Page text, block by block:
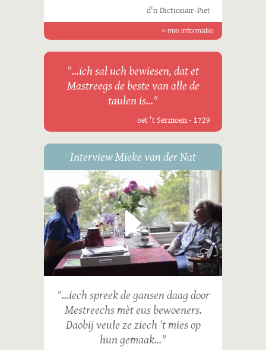
d'n Dictionair-Piet
> mie informatie
"...ich sal uch bewiesen, dat et
Mastreegs de beste van alle de
taulen is..."
oet 't Sermoen - 1729
Interview Mieke van der Nat
"...iech spreek de gansen daag door
Mestreechs mèt eus bewoeners.
Daobij veule ze ziech 't mies op
hun gemaak..."